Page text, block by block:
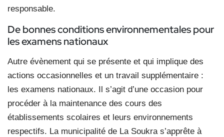
responsable.
De bonnes conditions environnementales pour
les examens nationaux
Autre évènement qui se présente et qui implique des
actions occasionnelles et un travail supplémentaire :
les examens nationaux. Il s’agit d’une occasion pour
procéder à la maintenance des cours des
établissements scolaires et leurs environnements
respectifs. La municipalité de La Soukra s’apprête à